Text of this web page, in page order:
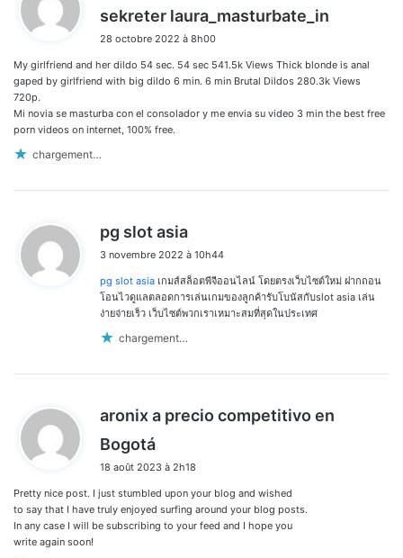
sekreter laura_masturbate_in
:
28 octobre 2022 à 8h00
My girlfriend and her dildo 54 sec. 54 sec 541.5k Views Thick blonde is anal
gaped by girlfriend with big dildo 6 min. 6 min Brutal Dildos 280.3k Views
720p.
Mi novia se masturba con el consolador y me envia su video 3 min the best free
porn videos on internet, 100% free.
chargement…
pg slot asia
t
:
3 novembre 2022 à 10h44
pg slot asia เกมส์สล็อตพีจีออนไลน์ โดยตรงเว็บไซต์ใหม่ ฝากถอน
โอนไวดูแลตลอดการเล่นเกมของลูกค้ารับโบนัสกับslot asia เล่น
ง่ายจ่ายเร็ว เว็บไซต์พวกเราเหมาะสมที่สุดในประเทศ
chargement…
aronix a precio competitivo en
Bogotá
t
:
18 août 2023 à 2h18
Pretty nice post. I just stumbled upon your blog and wished
to say that I have truly enjoyed surfing around your blog posts.
In any case I will be subscribing to your feed and I hope you
write again soon!